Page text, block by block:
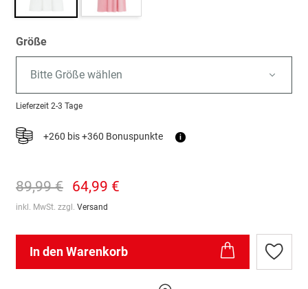
Größe
Bitte Größe wählen
Lieferzeit 2-3 Tage
+260 bis +360 Bonuspunkte i
89,99 € 64,99 €
inkl. MwSt. zzgl. Versand
In den Warenkorb
Zur